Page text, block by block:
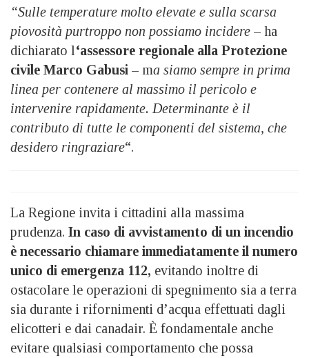
“Sulle temperature molto elevate e sulla scarsa
piovosità purtroppo non possiamo incidere – ha
dichiarato l‘assessore regionale alla Protezione
civile Marco Gabusi – ma siamo sempre in prima
linea per contenere al massimo il pericolo e
intervenire rapidamente. Determinante è il
contributo di tutte le componenti del sistema, che
desidero ringraziare“.
La Regione invita i cittadini alla massima
prudenza. In caso di avvistamento di un incendio
è necessario chiamare immediatamente il numero
unico di emergenza 112, evitando inoltre di
ostacolare le operazioni di spegnimento sia a terra
sia durante i rifornimenti d’acqua effettuati dagli
elicotteri e dai canadair. È fondamentale anche
evitare qualsiasi comportamento che possa